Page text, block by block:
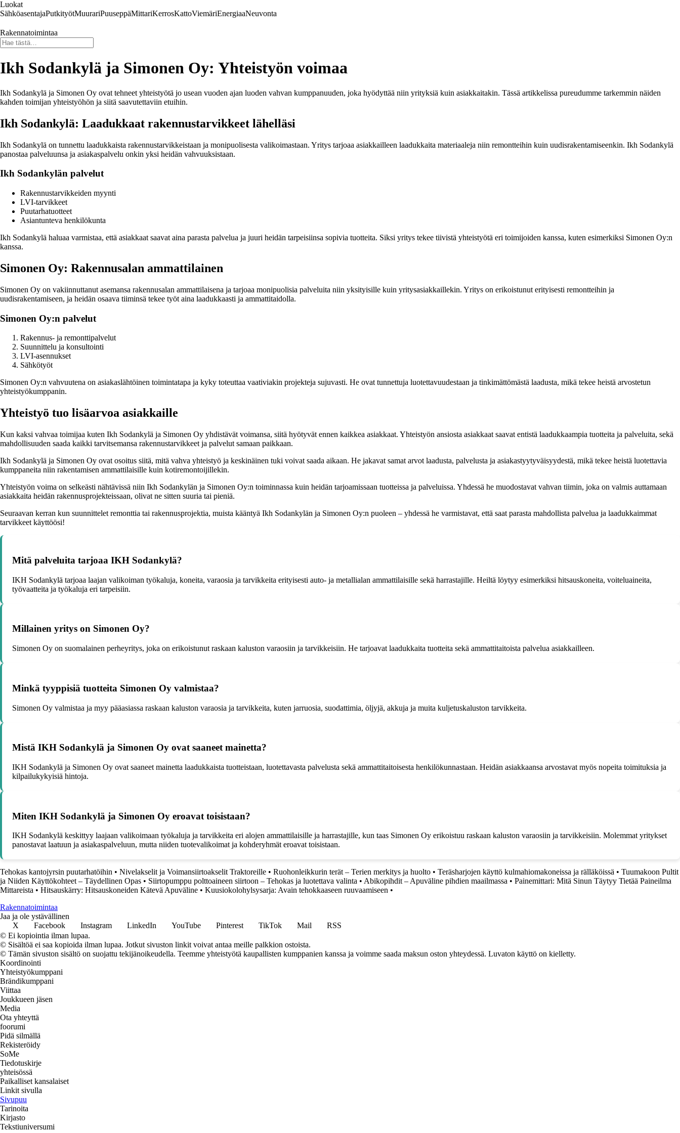
Luokat
SähköasentajaPutkityötMuurariPuuseppäMittariKerrosKattoViemäriEnergiaaNeuvonta
Rakennatoimintaa
Ikh Sodankylä ja Simonen Oy: Yhteistyön voimaa
Ikh Sodankylä ja Simonen Oy ovat tehneet yhteistyötä jo usean vuoden ajan luoden vahvan kumppanuuden, joka hyödyttää niin yrityksiä kuin asiakkaitakin. Tässä artikkelissa pureudumme tarkemmin näiden
kahden toimijan yhteistyöhön ja siitä saavutettaviin etuihin.
Ikh Sodankylä: Laadukkaat rakennustarvikkeet lähelläsi
Ikh Sodankylä on tunnettu laadukkaista rakennustarvikkeistaan ja monipuolisesta valikoimastaan. Yritys tarjoaa asiakkailleen laadukkaita materiaaleja niin remontteihin kuin uudisrakentamiseenkin. Ikh Sodankylä
panostaa palveluunsa ja asiakaspalvelu onkin yksi heidän vahvuuksistaan.
Ikh Sodankylän palvelut
Rakennustarvikkeiden myynti
LVI-tarvikkeet
Puutarhatuotteet
Asiantunteva henkilökunta
Ikh Sodankylä haluaa varmistaa, että asiakkaat saavat aina parasta palvelua ja juuri heidän tarpeisiinsa sopivia tuotteita. Siksi yritys tekee tiivistä yhteistyötä eri toimijoiden kanssa, kuten esimerkiksi Simonen Oy:n
kanssa.
Simonen Oy: Rakennusalan ammattilainen
Simonen Oy on vakiinnuttanut asemansa rakennusalan ammattilaisena ja tarjoaa monipuolisia palveluita niin yksityisille kuin yritysasiakkaillekin. Yritys on erikoistunut erityisesti remontteihin ja
uudisrakentamiseen, ja heidän osaava tiiminsä tekee työt aina laadukkaasti ja ammattitaidolla.
Simonen Oy:n palvelut
Rakennus- ja remonttipalvelut
Suunnittelu ja konsultointi
LVI-asennukset
Sähkötyöt
Simonen Oy:n vahvuutena on asiakaslähtöinen toimintatapa ja kyky toteuttaa vaativiakin projekteja sujuvasti. He ovat tunnettuja luotettavuudestaan ja tinkimättömästä laadusta, mikä tekee heistä arvostetun
yhteistyökumppanin.
Yhteistyö tuo lisäarvoa asiakkaille
Kun kaksi vahvaa toimijaa kuten Ikh Sodankylä ja Simonen Oy yhdistävät voimansa, siitä hyötyvät ennen kaikkea asiakkaat. Yhteistyön ansiosta asiakkaat saavat entistä laadukkaampia tuotteita ja palveluita, sekä
mahdollisuuden saada kaikki tarvitsemansa rakennustarvikkeet ja palvelut samaan paikkaan.
Ikh Sodankylä ja Simonen Oy ovat osoitus siitä, mitä vahva yhteistyö ja keskinäinen tuki voivat saada aikaan. He jakavat samat arvot laadusta, palvelusta ja asiakastyytyväisyydestä, mikä tekee heistä luotettavia
kumppaneita niin rakentamisen ammattilaisille kuin kotiremontoijillekin.
Yhteistyön voima on selkeästi nähtävissä niin Ikh Sodankylän ja Simonen Oy:n toiminnassa kuin heidän tarjoamissaan tuotteissa ja palveluissa. Yhdessä he muodostavat vahvan tiimin, joka on valmis auttamaan
asiakkaita heidän rakennusprojekteissaan, olivat ne sitten suuria tai pieniä.
Seuraavan kerran kun suunnittelet remonttia tai rakennusprojektia, muista kääntyä Ikh Sodankylän ja Simonen Oy:n puoleen – yhdessä he varmistavat, että saat parasta mahdollista palvelua ja laadukkaimmat
tarvikkeet käyttöösi!
Mitä palveluita tarjoaa IKH Sodankylä?
IKH Sodankylä tarjoaa laajan valikoiman työkaluja, koneita, varaosia ja tarvikkeita erityisesti auto- ja metallialan ammattilaisille sekä harrastajille. Heiltä löytyy esimerkiksi hitsauskoneita, voiteluaineita,
työvaatteita ja työkaluja eri tarpeisiin.
Millainen yritys on Simonen Oy?
Simonen Oy on suomalainen perheyritys, joka on erikoistunut raskaan kaluston varaosiin ja tarvikkeisiin. He tarjoavat laadukkaita tuotteita sekä ammattitaitoista palvelua asiakkailleen.
Minkä tyyppisiä tuotteita Simonen Oy valmistaa?
Simonen Oy valmistaa ja myy pääasiassa raskaan kaluston varaosia ja tarvikkeita, kuten jarruosia, suodattimia, öljyjä, akkuja ja muita kuljetuskaluston tarvikkeita.
Mistä IKH Sodankylä ja Simonen Oy ovat saaneet mainetta?
IKH Sodankylä ja Simonen Oy ovat saaneet mainetta laadukkaista tuotteistaan, luotettavasta palvelusta sekä ammattitaitoisesta henkilökunnastaan. Heidän asiakkaansa arvostavat myös nopeita toimituksia ja
kilpailukykyisiä hintoja.
Miten IKH Sodankylä ja Simonen Oy eroavat toisistaan?
IKH Sodankylä keskittyy laajaan valikoimaan työkaluja ja tarvikkeita eri alojen ammattilaisille ja harrastajille, kun taas Simonen Oy erikoistuu raskaan kaluston varaosiin ja tarvikkeisiin. Molemmat yritykset
panostavat laatuun ja asiakaspalveluun, mutta niiden tuotevalikoimat ja kohderyhmät eroavat toisistaan.
Tehokas kantojyrsin puutarhatöihin • Nivelakselit ja Voimansiirtoakselit Traktoreille • Ruohonleikkurin terät – Terien merkitys ja huolto • Teräsharjojen käyttö kulmahiomakoneissa ja rälläköissä • Tuumakoon Pultit
ja Niiden Käyttökohteet – Täydellinen Opas • Siirtopumppu polttoaineen siirtoon – Tehokas ja luotettava valinta • Abikopihdit – Apuväline pihdien maailmassa • Painemittari: Mitä Sinun Täytyy Tietää Paineilma
Mittareista • Hitsauskärry: Hitsauskoneiden Kätevä Apuväline • Kuusiokolohylsysarja: Avain tehokkaaseen ruuvaamiseen •
Rakennatoimintaa
Jaa ja ole ystävällinen
X
Facebook Instagram LinkedIn YouTube Pinterest TikTok Mail
RSS
© Ei kopiointia ilman lupaa.
© Sisältöä ei saa kopioida ilman lupaa. Jotkut sivuston linkit voivat antaa meille palkkion ostoista.
© Tämän sivuston sisältö on suojattu tekijänoikeudella. Teemme yhteistyötä kaupallisten kumppanien kanssa ja voimme saada maksun oston yhteydessä. Luvaton käyttö on kielletty.
Koordinointi
Yhteistyökumppani
Brändikumppani
Viittaa
Joukkueen jäsen
Media
Ota yhteyttä
foorumi
Pidä silmällä
Rekisteröidy
SoMe
Tiedotuskirje
yhteisössä
Paikalliset kansalaiset
Linkit sivulla
Sivupuu
Tarinoita
Kirjasto
Tekstiuniversumi